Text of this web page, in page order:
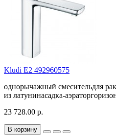
Kludi E2 492960575
однорычажный смесительдля
из латунинасадка-
23 728.00 р.
В корзину